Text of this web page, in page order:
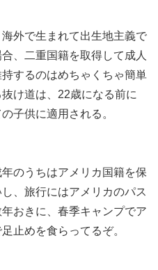
外で生まれて出生地主義で
、二重国籍を取得して成人
するのはめちゃくちゃ簡単
け道は、22歳になる前に
子供に適用される。
のうちはアメリカ国籍を保
、旅行にはアメリカのパス
おきに、春季キャンプでア
止めを食らってるぞ。